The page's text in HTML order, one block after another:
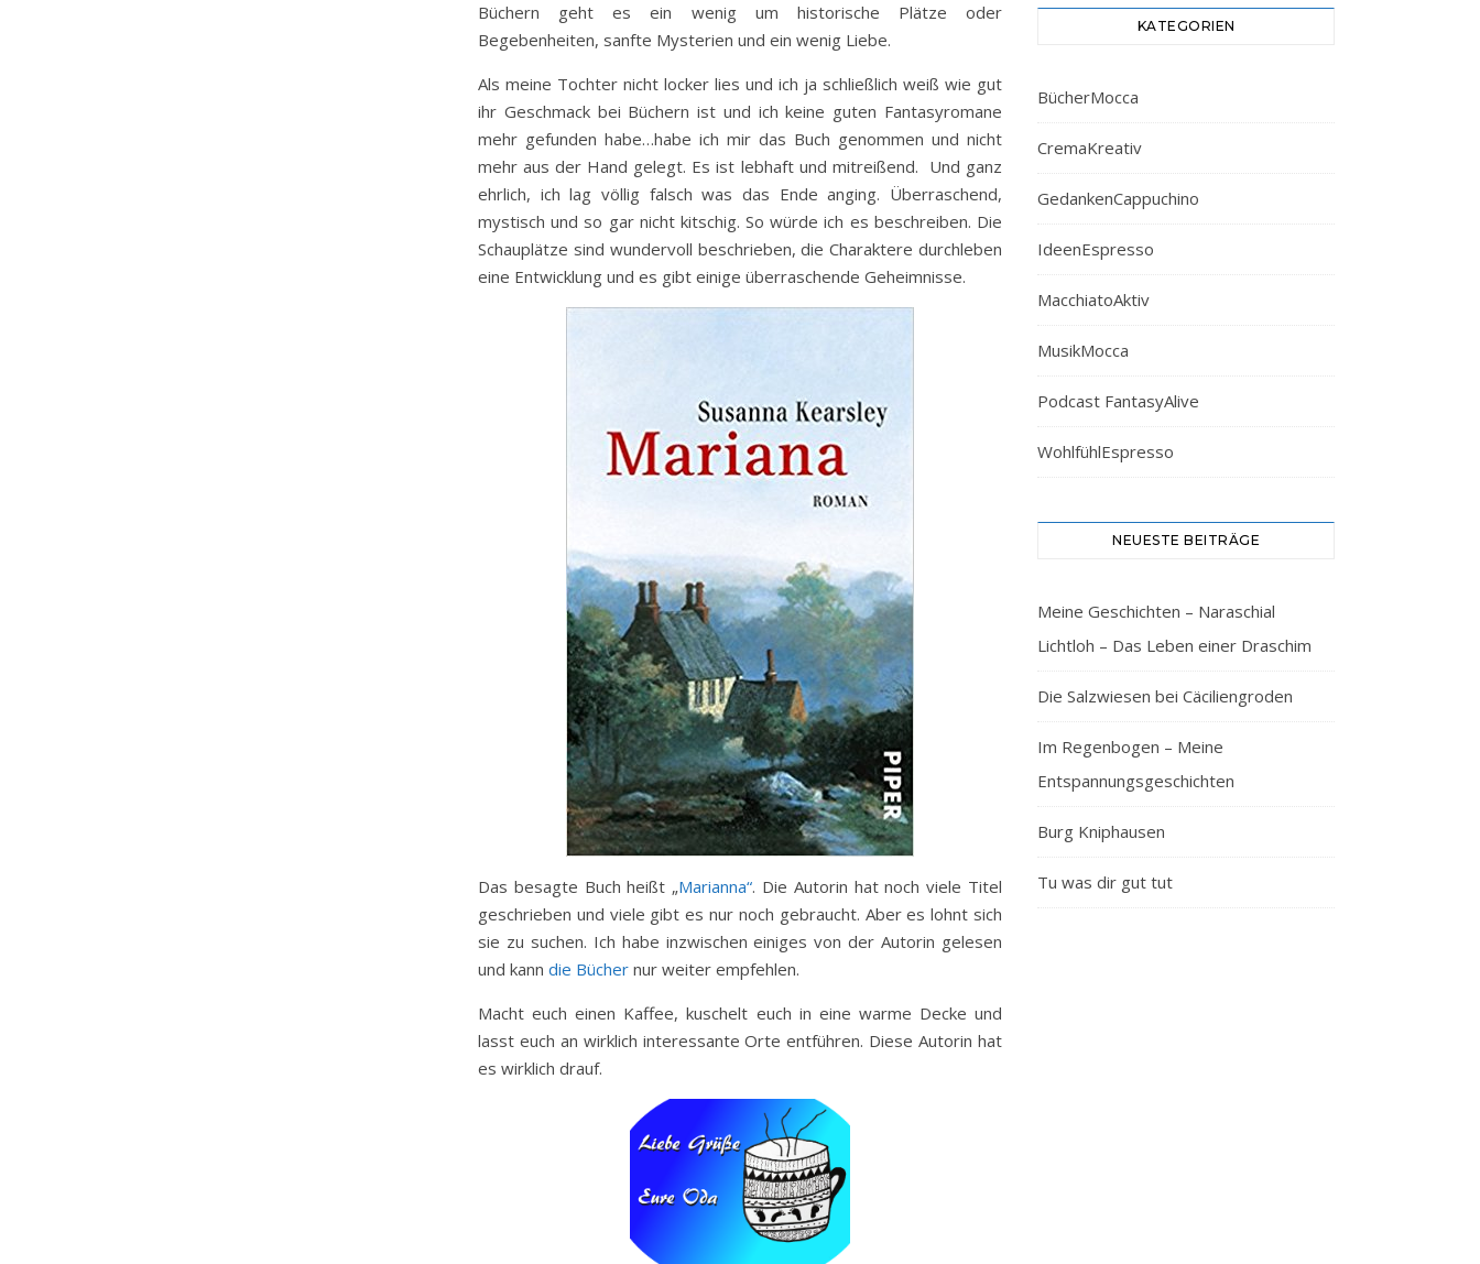
Büchern geht es ein wenig um historische Plätze oder
Begebenheiten, sanfte Mysterien und ein wenig Liebe.
Als meine Tochter nicht locker lies und ich ja schließlich weiß wie gut
ihr Geschmack bei Büchern ist und ich keine guten Fantasyromane
mehr gefunden habe…habe ich mir das Buch genommen und nicht
mehr aus der Hand gelegt. Es ist lebhaft und mitreißend. Und ganz
ehrlich, ich lag völlig falsch was das Ende anging. Überraschend,
mystisch und so gar nicht kitschig. So würde ich es beschreiben. Die
Schauplätze sind wundervoll beschrieben, die Charaktere durchleben
eine Entwicklung und es gibt einige überraschende Geheimnisse.
Das besagte Buch heißt „Marianna“. Die Autorin hat noch viele Titel
geschrieben und viele gibt es nur noch gebraucht. Aber es lohnt sich
sie zu suchen. Ich habe inzwischen einiges von der Autorin gelesen
und kann die Bücher nur weiter empfehlen.
Macht euch einen Kaffee, kuschelt euch in eine warme Decke und
lasst euch an wirklich interessante Orte entführen. Diese Autorin hat
es wirklich drauf.
KATEGORIEN
BücherMocca
CremaKreativ
GedankenCappuchino
IdeenEspresso
MacchiatoAktiv
MusikMocca
Podcast FantasyAlive
WohlfühlEspresso
NEUESTE BEITRÄGE
Meine Geschichten – Naraschial
Lichtloh – Das Leben einer Draschim
Die Salzwiesen bei Cäciliengroden
Im Regenbogen – Meine
Entspannungsgeschichten
Burg Kniphausen
Tu was dir gut tut